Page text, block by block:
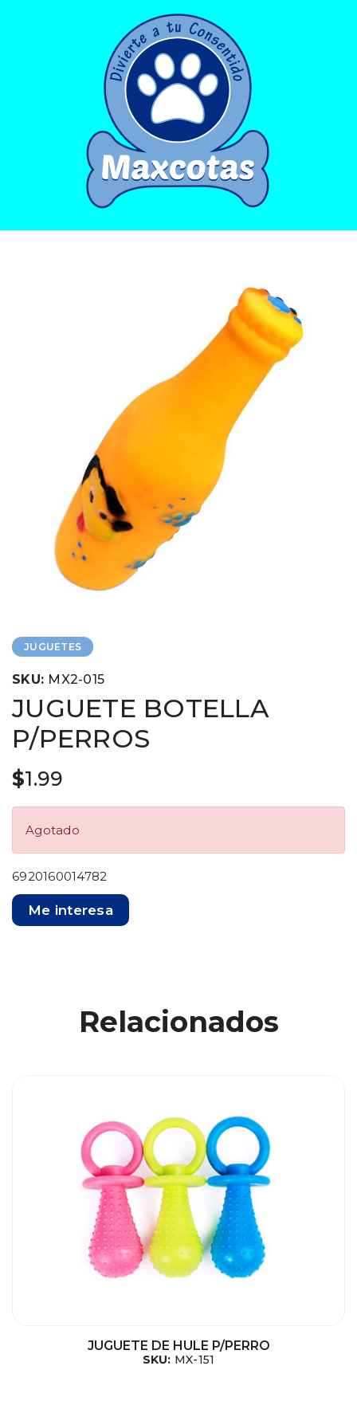
JUGUETES
SKU: MX2-015
JUGUETE BOTELLA
P/PERROS
$1.99
Agotado
6920160014782
Me interesa
Relacionados
JUGUETE DE HULE P/PERRO
SKU: MX-151